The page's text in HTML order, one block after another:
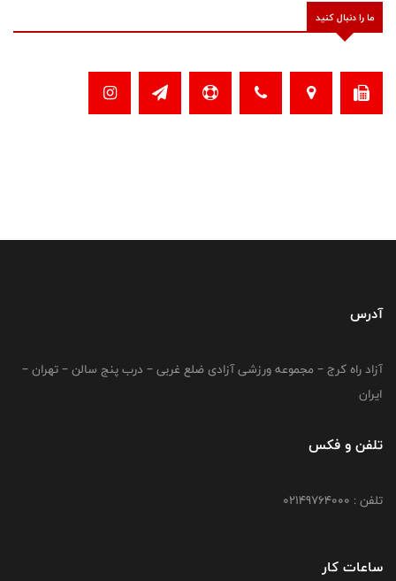
ما را دنبال کنید
آدرس
آزاد راه کرج – مجموعه ورزشی آزادی ضلع غربی – درب پنج سالن – تهران –
ایران
تلفن و فکس
تلفن : 02149764000
ساعات کار